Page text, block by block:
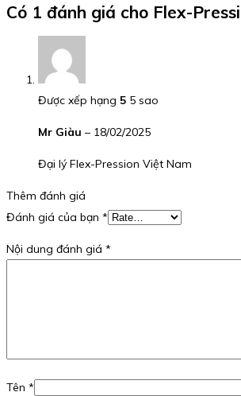
Có 1 đánh giá cho Flex-
Được xếp hạng 5 5 sao
Mr Giàu – 18/02/2025
Đại lý Flex-Pression Việt Nam
Thêm đánh giá
Đánh giá của bạn *
Nội dung đánh giá *
Tên *